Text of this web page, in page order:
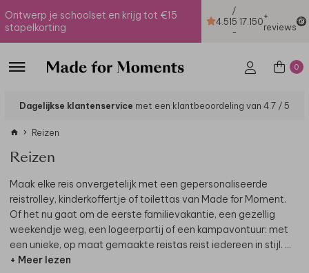
Ontwerp je schoolset en krijg tot €15
stapelkorting
4.51
/
5
-
17.150+
reviews
0
Dagelijkse klantenservice met een klantbeoordeling van 4.7 / 5
Reizen
Reizen
Maak elke reis onvergetelijk met een gepersonaliseerde
reistrolley, kinderkoffertje of toilettas van Made for Moment.
Of het nu gaat om de eerste familievakantie, een gezellig
weekendje weg, een logeerpartij of een kampavontuur: met
een unieke, op maat gemaakte reistas reist iedereen in stijl. ...
+ Meer lezen